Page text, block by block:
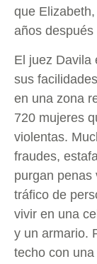
que
años
El juez Davila
sus
en una zona
720 mujeres
violentas.
fraudes,
purgan penas
tráfico de
vivir en una
y un armario.
techo con